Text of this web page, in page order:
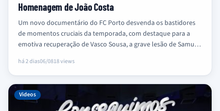
Homenagem de João Costa
Um novo documentário do FC Porto desvenda os bastidores
de momentos cruciais da temporada, com destaque para a
emotiva recuperação de Vasco Sousa, a grave lesão de Samu…
há 2 dias06/0818 views
Videos